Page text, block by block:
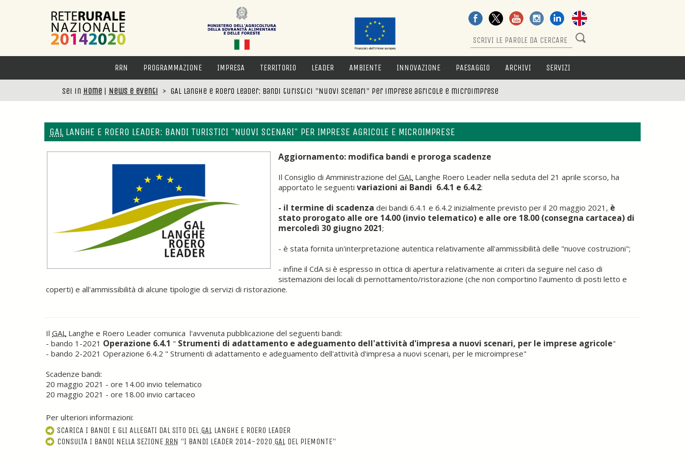
RRN PROGRAMMAZIONE IMPRESA TERRITORIO LEADER AMBIENTE INNOVAZIONE PAESAGGIO ARCHIVI SERVIZI
Sei in Home | News e eventi > GAL Langhe e Roero Leader: Bandi turistici "Nuovi Scenari" per imprese agricole e microimprese
GAL LANGHE E ROERO LEADER: BANDI TURISTICI "NUOVI SCENARI" PER IMPRESE AGRICOLE E MICROIMPRESE
Aggiornamento: modifica bandi e proroga scadenze
Il Consiglio di Amministrazione del GAL Langhe Roero Leader nella seduta del 21 aprile scorso, ha
apportato le seguenti variazioni ai Bandi 6.4.1 e 6.4.2:
- il termine di scadenza dei bandi 6.4.1 e 6.4.2 inizialmente previsto per il 20 maggio 2021, è
stato prorogato alle ore 14.00 (invio telematico) e alle ore 18.00 (consegna cartacea) di
mercoledì 30 giugno 2021;
- è stata fornita un'interpretazione autentica relativamente all'ammissibilità delle "nuove costruzioni";
- infine il CdA si è espresso in ottica di apertura relativamente ai criteri da seguire nel caso di
sistemazioni dei locali di pernottamento/ristorazione (che non comportino l'aumento di posti letto e
coperti) e all'ammissibilità di alcune tipologie di servizi di ristorazione.
Il GAL Langhe e Roero Leader comunica l'avvenuta pubblicazione del seguenti bandi:
- bando 1-2021 Operazione 6.4.1 " Strumenti di adattamento e adeguamento dell'attività d'impresa a nuovi scenari, per le imprese agricole"
- bando 2-2021 Operazione 6.4.2 " Strumenti di adattamento e adeguamento dell'attività d'impresa a nuovi scenari, per le microimprese"
Scadenze bandi:
20 maggio 2021 - ore 14.00 invio telematico
20 maggio 2021 - ore 18.00 invio cartaceo
Per ulteriori informazioni:
SCARICA I BANDI E GLI ALLEGATI DAL SITO DEL GALLANGHE E ROERO LEADER
CONSULTA I BANDI NELLA SEZIONE RRN "I BANDI LEADER 2014-2020 GAL DEL PIEMONTE"